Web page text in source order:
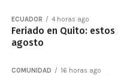
ECUADOR 4 horas ago
Feriado en Quito:
agosto
COMUNIDAD 16 horas ago